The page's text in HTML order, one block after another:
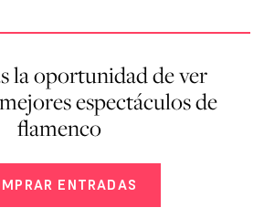
la oportunidad de ver
espectáculos de
flamenco
ENTRADAS